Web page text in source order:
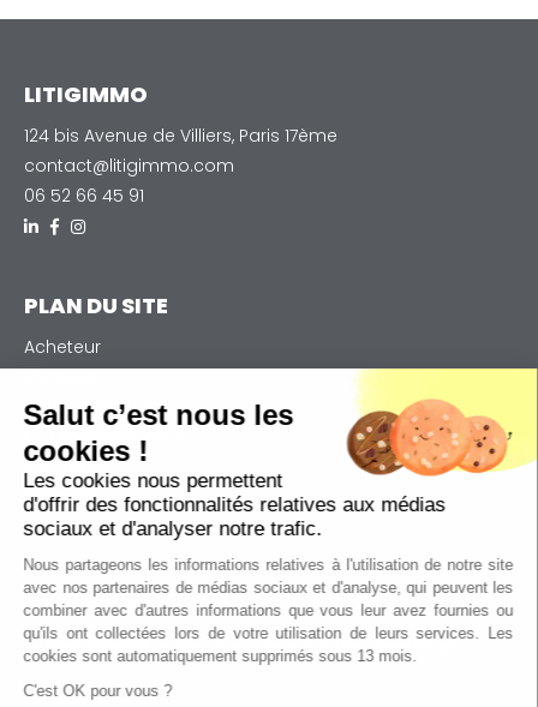
LITIGIMMO
124 bis Avenue de Villiers, Paris 17ème
contact@litigimmo.com
06 52 66 45 91
PLAN DU SITE
Acheteur
Notre expertise
Qui sommes-nous
Actualités
Contact
Plan de site
ALERTES EMAIL
Restez informé et inscrivez vous à notre newsletter :
Salut c’est nous les
cookies !
Les cookies nous permettent
d'offrir des fonctionnalités relatives aux médias
sociaux et d'analyser notre trafic.
Nous partageons les informations relatives à l'utilisation de notre site
avec nos partenaires de médias sociaux et d'analyse, qui peuvent les
combiner avec d'autres informations que vous leur avez fournies ou
qu'ils ont collectées lors de votre utilisation de leurs services. Les
cookies sont automatiquement supprimés sous 13 mois.
C'est OK pour vous ?